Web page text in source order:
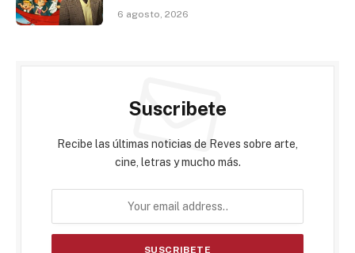
6 agosto, 2026
Suscribete
Recibe las últimas noticias de Reves sobre arte,
cine, letras y mucho más.